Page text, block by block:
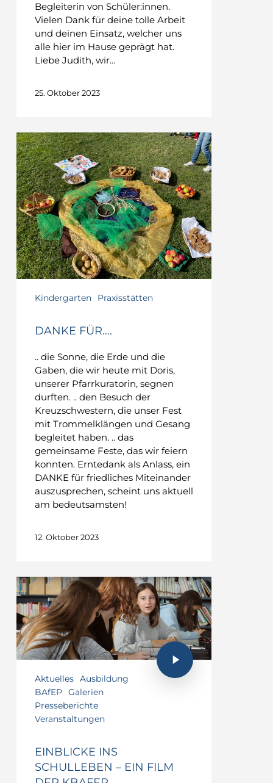
Begleiterin von Schüler:innen.
Vielen Dank für deine tolle Arbeit
und deinen Einsatz, welcher uns
alle hier im Hause geprägt hat.
Liebe Judith, wir…
25. Oktober 2023
DANKE
für….
Kindergarten Praxisstätten
DANKE FÜR….
.. die Sonne, die Erde und die
Gaben, die wir heute mit Doris,
unserer Pfarrkuratorin, segnen
durften. .. den Besuch der
Kreuzschwestern, die unser Fest
mit Trommelklängen und Gesang
begleitet haben. .. das
gemeinsame Feste, das wir feiern
konnten. Erntedank als Anlass, ein
DANKE für friedliches Miteinander
auszusprechen, scheint uns aktuell
am bedeutsamsten!
12. Oktober 2023
Aktuelles Ausbildung
BAfEP Galerien
Presseberichte
Veranstaltungen
EINBLICKE INS
SCHULLEBEN – EIN FILM